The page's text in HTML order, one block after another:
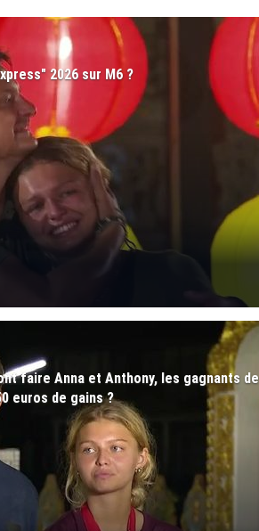
2026 sur M6 ?
faire Anna et Anthony, les gagnants de
euros de gains ?